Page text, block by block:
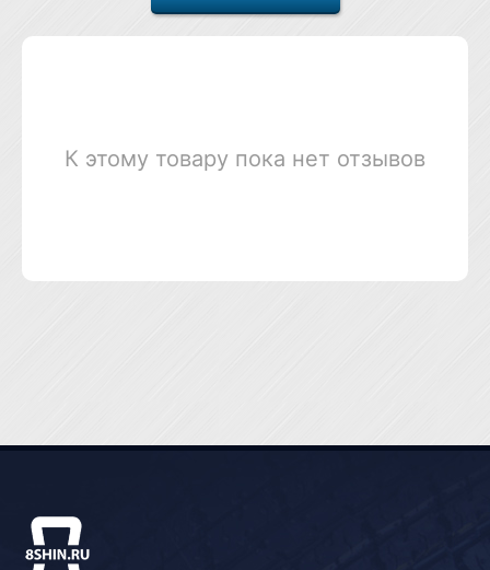
К этому товару пока нет отзывов